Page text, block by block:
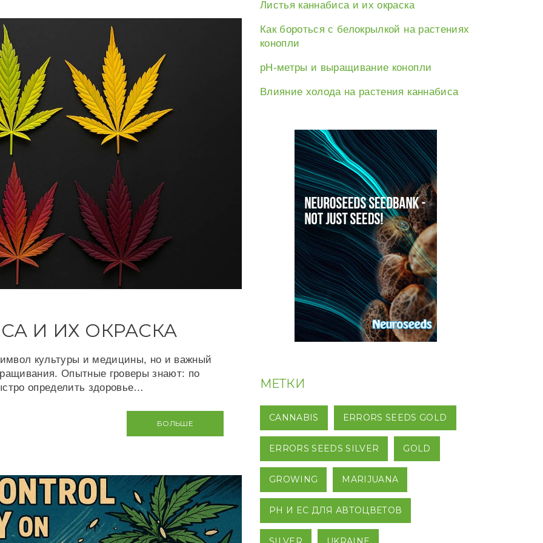
И ИХ ОКРАСКА
культуры и медицины, но и важный
Опытные гроверы знают: по
определить здоровье…
БОЛЬШЕ
Листья каннабиса и их окраска
Как бороться с белокрылкой на растениях
конопли
рН-метры и выращивание конопли
Влияние холода на растения каннабиса
МЕТКИ
CANNABIS ERRORS SEEDS GOLD
ERRORS SEEDS SILVER GOLD
GROWING MARIJUANA
PH И EC ДЛЯ АВТОЦВЕТОВ